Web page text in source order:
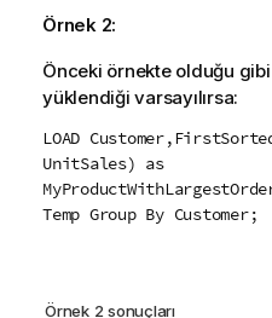
Örnek 2:
Önceki örnekte olduğu gibi
yüklendiği varsayılırsa:
LOAD
UnitSales) as
Temp Group By Customer;
Örnek 2 sonuçları